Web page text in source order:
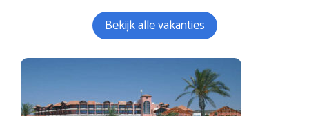
Bekijk alle vakanties